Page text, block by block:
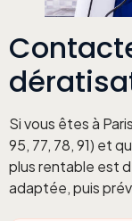
Si vous êtes à
95, 77, 78, 91) et
plus rentable est
adaptée, puis